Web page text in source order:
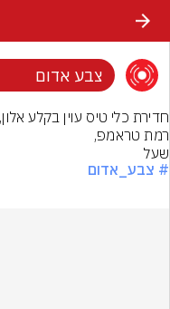
צבע אדום
שעל
# צבע_אדום